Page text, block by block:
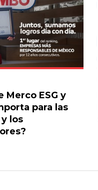
Merco ESG y
para las
los